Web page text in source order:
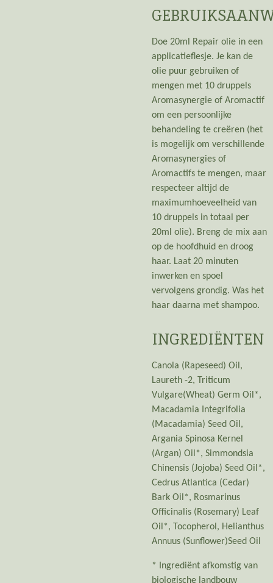
Doe 20ml Repair olie in een
applicatieflesje. Je kan de
olie puur gebruiken of
mengen met 10 druppels
Aromasynergie of Aromactif
om een persoonlijke
behandeling te creëren (het
is mogelijk om verschillende
Aromasynergies of
Aromactifs te mengen, maar
respecteer altijd de
maximumhoeveelheid van
10 druppels in totaal per
20ml olie). Breng de mix aan
op de hoofdhuid en droog
haar. Laat 20 minuten
inwerken en spoel
vervolgens grondig. Was het
haar daarna met shampoo.
INGREDIËNTEN
Canola (Rapeseed) Oil,
Laureth -2, Triticum
Vulgare(Wheat) Germ Oil*,
Macadamia Integrifolia
(Macadamia) Seed Oil,
Argania Spinosa Kernel
(Argan) Oil*, Simmondsia
Chinensis (Jojoba) Seed Oil*,
Cedrus Atlantica (Cedar)
Bark Oil*, Rosmarinus
Officinalis (Rosemary) Leaf
Oil*, Tocopherol, Helianthus
Annuus (Sunflower)Seed Oil
* Ingrediënt afkomstig van
biologische landbouw